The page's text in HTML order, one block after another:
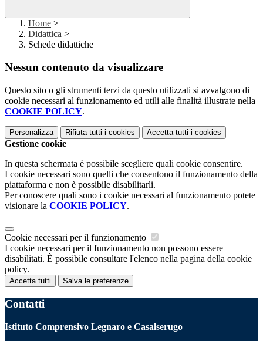
Home >
Didattica >
Schede didattiche
Nessun contenuto da visualizzare
Questo sito o gli strumenti terzi da questo utilizzati si avvalgono di
cookie necessari al funzionamento ed utili alle finalità illustrate nella
COOKIE POLICY.
Personalizza Rifiuta tutti i cookies Accetta tutti i cookies
Gestione cookie
In questa schermata è possibile scegliere quali cookie consentire.
I cookie necessari sono quelli che consentono il funzionamento della
piattaforma e non è possibile disabilitarli.
Per conoscere quali sono i cookie necessari al funzionamento potete
visionare la COOKIE POLICY.
Cookie necessari per il funzionamento
I cookie necessari per il funzionamento non possono essere
disabilitati. È possibile consultare l'elenco nella pagina della cookie
policy.
Accetta tutti Salva le preferenze
Contatti
Istituto Comprensivo Legnaro e Casalserugo